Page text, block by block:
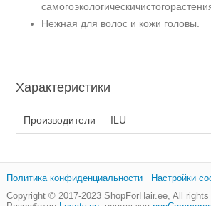
Нежная для волос и кожи головы.
Характеристики
Производители ILU
Copyright © 2017-2023 ShopForHair.ee, All rights
Политика конфиденциальности Настройки